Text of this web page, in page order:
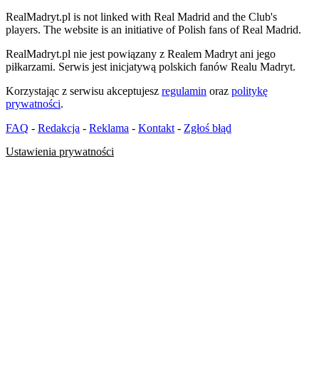
RealMadryt.pl is not linked with Real Madrid and the Club's
players. The website is an initiative of Polish fans of Real Madrid.
RealMadryt.pl nie jest powiązany z Realem Madryt ani jego
piłkarzami. Serwis jest inicjatywą polskich fanów Realu Madryt.
Korzystając z serwisu akceptujesz regulamin oraz politykę
prywatności.
FAQ - Redakcja - Reklama - Kontakt - Zgłoś błąd
Ustawienia prywatności